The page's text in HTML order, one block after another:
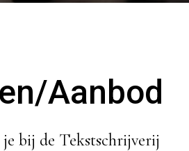
Aanbod
bij de Tekstschrijverij